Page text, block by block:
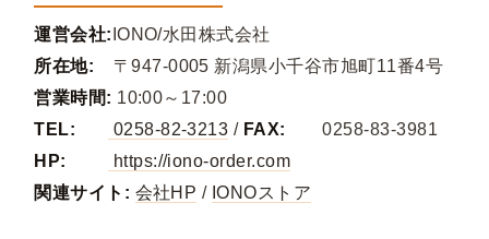
運営会社: IONO/水田株式会社
所在地:
〒947-0005 新潟県小千谷市旭町11番4号
営業時間: 10:00～17:00
TEL:
0258-82-3213 / FAX:
0258-83-3981
HP:
https://iono-order.com
関連サイト: 会社HP / IONOストア